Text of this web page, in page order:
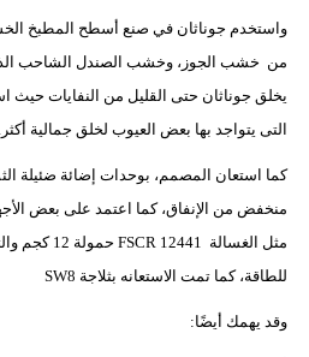
واستخدم جوناثان في صنع أسطح المطبخ
من خشب الجوز، وخشب الصندل الشاحب
يخلق جوناثان حتى القليل من النفايات
التى يتواجد بها بعض العيوب لخلق جمالية أكثر.
كما استعان المصمم، بوحدات إضائة ضئيلة
للطاقة، كما تمت الاستعانه بثلاجة SW8
وقد يهمك أيضًا: